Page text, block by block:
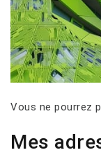
Vous ne pourrez
Mes